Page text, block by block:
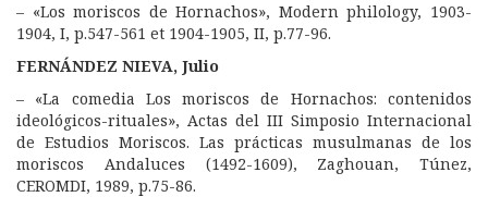
– «Los moriscos de Hornachos», Modern philology, 1903-
1904, I, p.547-561 et 1904-1905, II, p.77-96.
FERNÁNDEZ NIEVA, Julio
– «La comedia Los moriscos de Hornachos: contenidos
ideológicos-rituales», Actas del III Simposio Internacional
de Estudios Moriscos. Las prácticas musulmanas de los
moriscos Andaluces (1492-1609), Zaghouan, Túnez,
CEROMDI, 1989, p.75-86.